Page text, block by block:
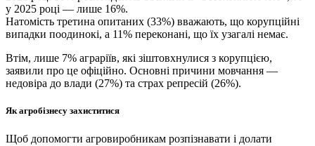
у 2025 році — лише 16%.
Натомість третина опитаних (33%) вважають, що корупційні
випадки поодинокі, а 11% переконані, що їх узагалі немає.
Втім, лише 7% аграріїв, які зіштовхнулися з корупцією,
заявили про це офіційно. Основні причини мовчання —
недовіра до влади (27%) та страх репресій (26%).
Як агробізнесу захиститися
Щоб допомогти агровиробникам розпізнавати і долати